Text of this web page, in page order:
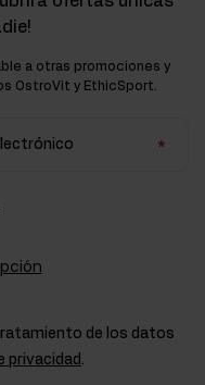
a otras promociones y
OstroVit y EthicSport.
de los datos
privacidad .